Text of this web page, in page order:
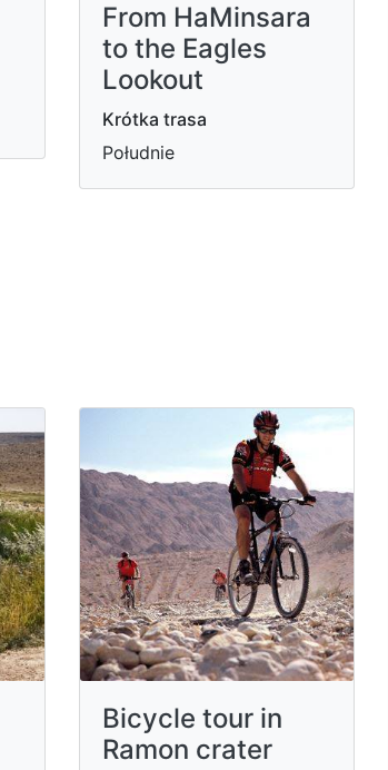
From HaMinsara
to the Eagles
Lookout
Krótka trasa
Południe
Bicycle tour in
Ramon crater